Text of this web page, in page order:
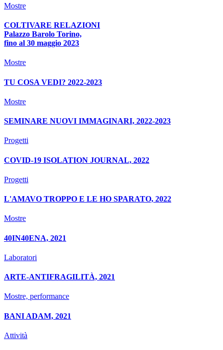
Mostre
COLTIVARE RELAZIONI
Palazzo Barolo Torino,
fino al 30 maggio 2023
Mostre
TU COSA VEDI? 2022-2023
Mostre
SEMINARE NUOVI IMMAGINARI, 2022-2023
Progetti
COVID-19 ISOLATION JOURNAL, 2022
Progetti
L'AMAVO TROPPO E LE HO SPARATO, 2022
Mostre
40IN40ENA, 2021
Laboratori
ARTE-ANTIFRAGILITÀ, 2021
Mostre, performance
BANI ADAM, 2021
Attività